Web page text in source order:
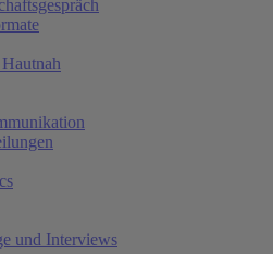
und Interviews